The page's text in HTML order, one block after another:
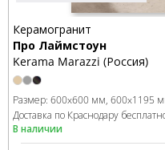
Керамогранит
Про Лаймстоун
Kerama Marazzi (Россия)
Размер: 600x600 мм 600x1195
Доставка по Краснодару
В наличии